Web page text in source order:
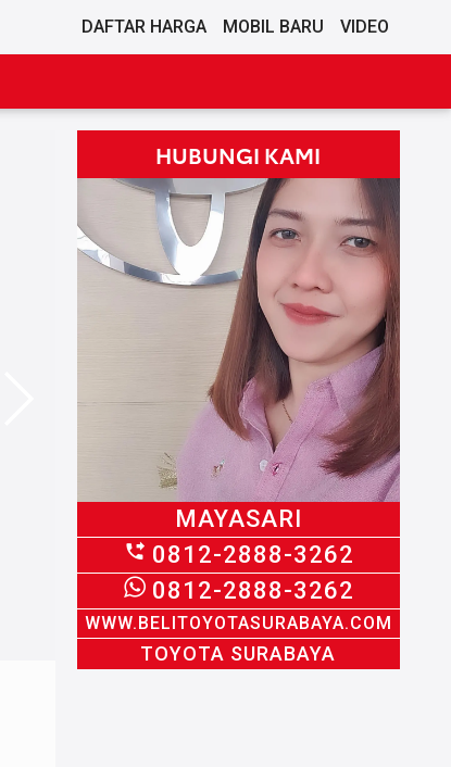
DAFTAR HARGA MOBIL BARU VIDEO
HUBUNGI KAMI
MAYASARI
0812-2888-3262
0812-2888-3262
WWW.BELITOYOTASURABAYA.COM
TOYOTA SURABAYA